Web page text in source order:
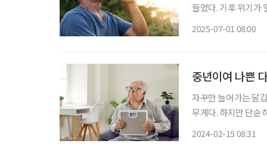
들었다. 기후 위기가
2025-07-01 08:00
중년이여 나쁜
자꾸만 늘어가는 달
무게다. 하지만 단순
2024-02-15 08:31